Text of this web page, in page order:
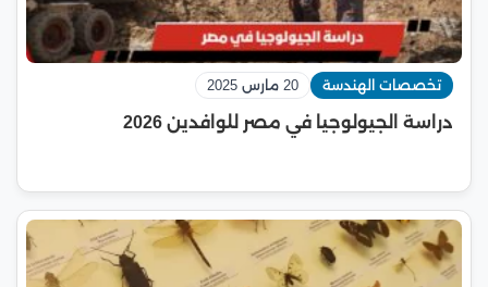
تخصصات الهندسة 20 مارس 2025
دراسة الجيولوجيا في مصر للوافدين 2026